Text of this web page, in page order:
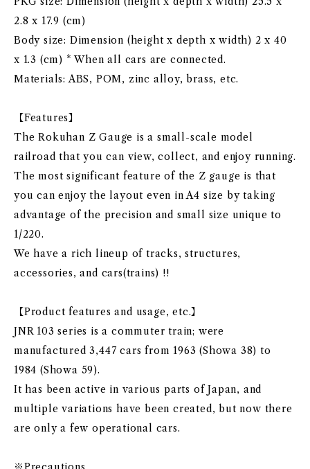
2.8 x 17.9 (cm)
Body size: Dimension (height x depth x width) 2 x 40
x 1.3 (cm) * When all cars are connected.
Materials: ABS, POM, zinc alloy, brass, etc.
【Features】
The Rokuhan Z Gauge is a small-scale model
railroad that you can view, collect, and enjoy running.
The most significant feature of the Z gauge is that
you can enjoy the layout even in A4 size by taking
advantage of the precision and small size unique to
1/220.
We have a rich lineup of tracks, structures,
accessories, and cars(trains) !!
【Product features and usage, etc.】
JNR 103 series is a commuter train; were
manufactured 3,447 cars from 1963 (Showa 38) to
1984 (Showa 59).
It has been active in various parts of Japan, and
multiple variations have been created, but now there
are only a few operational cars.